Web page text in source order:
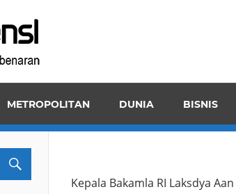
dan
METROPOLITAN DUNIA BISNIS
Kepala Bakamla RI Laksdya